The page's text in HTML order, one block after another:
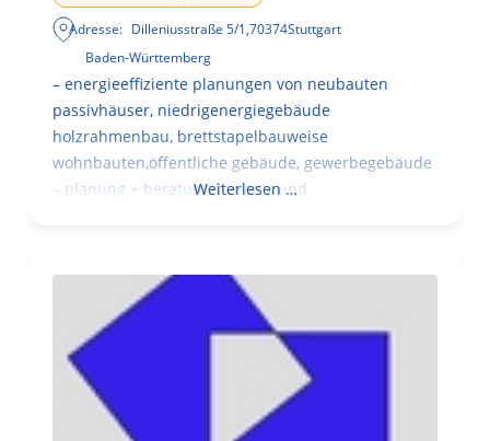
Adresse: Dilleniusstraße 5/1,70374Stuttgart
Baden-Württemberg
– energieeffiziente planungen von neubauten
passivhäuser, niedrigenergiegebäude
holzrahmenbau, brettstapelbauweise
wohnbauten,öffentliche gebäude, gewerbegebäude
– planung + beratung bei an – und
Weiterlesen …